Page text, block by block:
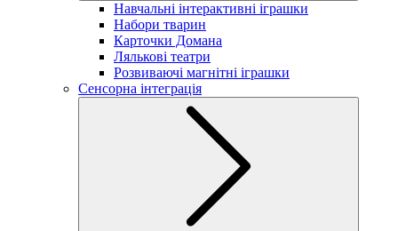
Навчальні інтерактивні іграшки
Набори тварин
Карточки Домана
Лялькові театри
Розвиваючі магнітні іграшки
Сенсорна інтеграція